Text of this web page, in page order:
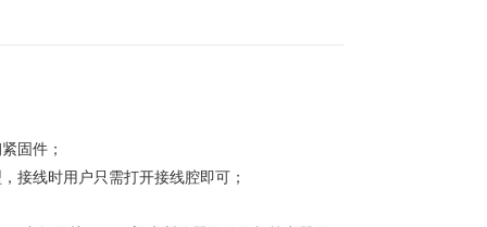
固件；
接线时用户只需打开接线腔即可；